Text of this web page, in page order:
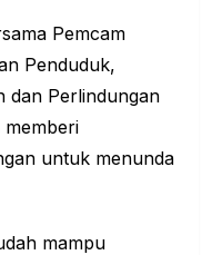
Pemcam
Penduduk,
dan Perlindungan
untuk menunda
mampu